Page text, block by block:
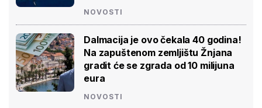
NOVOSTI
Dalmacija je ovo čekala 40 godina!
Na zapuštenom zemljištu Žnjana
gradit će se zgrada od 10 milijuna
eura
NOVOSTI